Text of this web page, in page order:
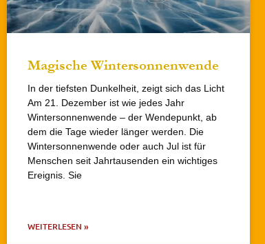
Magische Wintersonnenwende
In der tiefsten Dunkelheit, zeigt sich das Licht
Am 21. Dezember ist wie jedes Jahr
Wintersonnenwende – der Wendepunkt, ab
dem die Tage wieder länger werden. Die
Wintersonnenwende oder auch Jul ist für
Menschen seit Jahrtausenden ein wichtiges
Ereignis. Sie
WEITERLESEN »